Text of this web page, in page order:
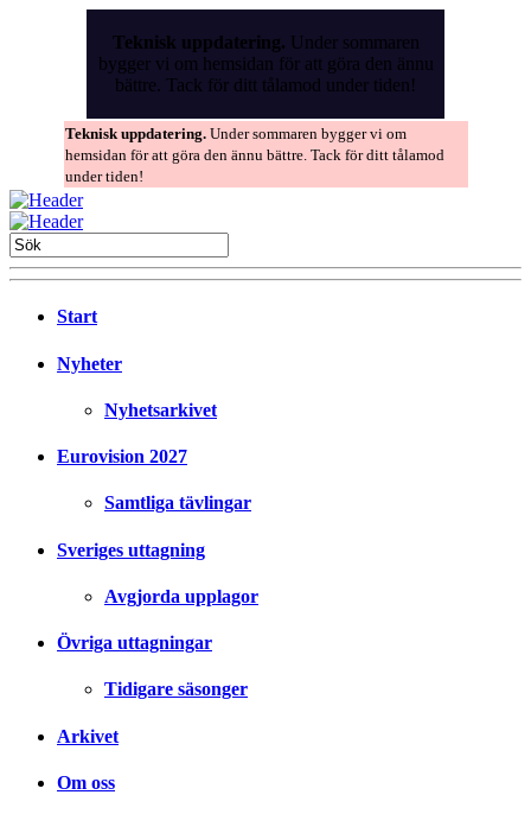
Teknisk uppdatering. Under sommaren
bygger vi om hemsidan för att göra den ännu
bättre. Tack för ditt tålamod under tiden!
Teknisk uppdatering. Under sommaren bygger vi om
hemsidan för att göra den ännu bättre. Tack för ditt tålamod
under tiden!
Start
Nyheter
Nyhetsarkivet
Eurovision 2027
Samtliga tävlingar
Sveriges uttagning
Avgjorda upplagor
Övriga uttagningar
Tidigare säsonger
Arkivet
Om oss